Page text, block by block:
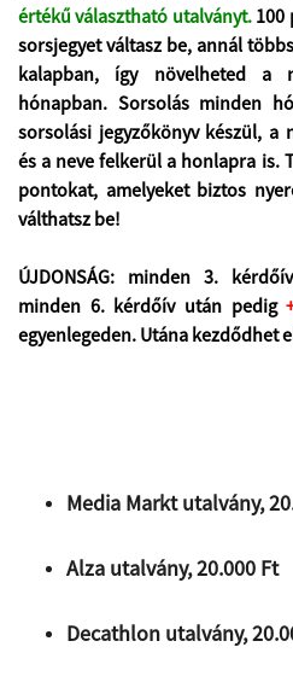
értékű választható utalványt. 100
sorsjegyet váltasz be, annál
kalapban, így növelheted a
hónapban. Sorsolás minden
sorsolási jegyzőkönyv készül,
és a neve felkerül a honlapra is.
pontokat, amelyeket biztos
válthatsz be!
ÚJDONSÁG: minden 3.
minden 6. kérdőív után pedig
egyenlegeden. Utána kezdődhet
Media Markt utalvány,
Alza utalvány, 20.000 Ft
Decathlon utalvány,